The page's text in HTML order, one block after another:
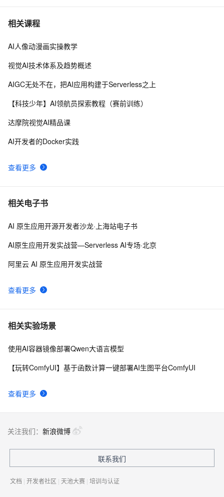
7 web自动化测试-playwright工具5分钟上手
8 逾半数全球商业领袖认同智能自动化，但首先要解决员
PowerShell.
10Python办公自动化实战：手把手教你打造智能邮件发送
相关课程
查看更多
AI人像动漫画实操教学
视觉AI技术体系及趋势概述
AIGC无处不在，把AI应用构建于Serverless之上
【科技少年】AI领航员探索教程（赛前训练）
达摩院视觉AI精品课
AI开发者的Docker实践
相关电子书
查看更多
AI 原生应用开源开发者沙龙·上海站电子书
AI原生应用开发实战营—Serverless AI专场·北京
阿里云 AI 原生应用开发实战营
相关实验场景
查看更多
使用AI容器镜像部署Qwen大语言模型
【玩转ComfyUI】基于函数计算一键部署AI生图平台ComfyUI
关注我们： 新浪微博
联系我们
文档 | 开发者社区 | 天池大赛 | 培训与认证